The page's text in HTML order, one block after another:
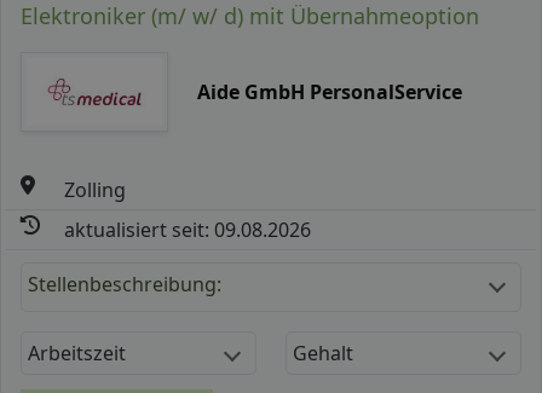
Elektroniker (m/ w/ d) mit Übernahmeoption
Aide GmbH PersonalService
Zolling
aktualisiert seit: 09.08.2026
Stellenbeschreibung:
Arbeitszeit Gehalt